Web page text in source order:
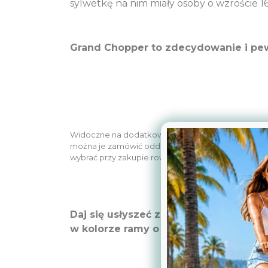
sylwetkę na nim miały osoby o wzroście
Grand Chopper to zdecydowanie i
Widoczne na dodatkowych zdjęciach dodatkowe
można je zamówić oddzielnie w naszym sklepie
wybrać przy zakupie roweru.
Daj się usłyszeć z daleka, jedź
w kolorze ramy o wartości 69 zł BEZ